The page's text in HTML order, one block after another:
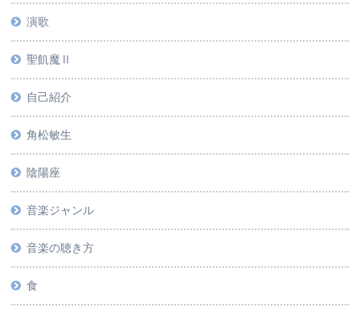
演歌
聖飢魔Ⅱ
自己紹介
角松敏生
陰陽座
音楽ジャンル
音楽の聴き方
食